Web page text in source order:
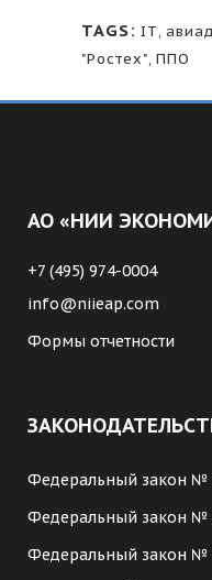
TAGS: IT,
"Ростех", ППО
АО «НИИ
+7 (495) 974-0004
info@niieap.com
Формы отчетности
Федеральный закон №
Федеральный закон №
Федеральный закон